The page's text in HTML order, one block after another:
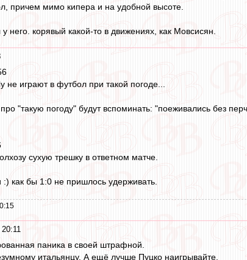
причем мимо кипера и на удобной высоте.
него. корявый какой-то в движениях, как Мовсисян.
не играют в футбол при такой погоде...
"такую погоду" будут вспоминать: "поеживались без
сухую трешку в ответном матче.
как бы 1:0 не пришлось удерживать.
паника в своей штрафной.
итальянцу. А ещё лучше Пуцко наигрывайте.